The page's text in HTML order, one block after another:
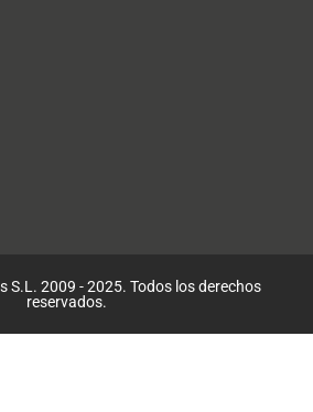
S.L. 2009 - 2025. Todos los derechos
reservados.